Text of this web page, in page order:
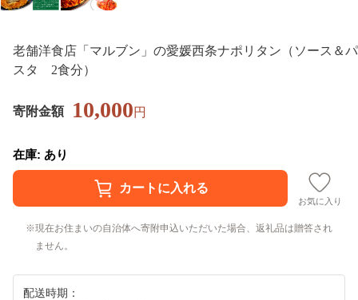
老舗洋食店「マルブン」の愛媛西条ナポリタン（ソース＆パ
スタ 2食分）
寄附金額 10,000円
在庫: あり
お気に入り
現在お住まいの自治体へ寄附申込いただいた場合、返礼品は贈答され
ません。
配送時期：